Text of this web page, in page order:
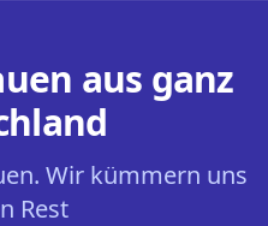
aus ganz
Wir kümmern uns
Rest